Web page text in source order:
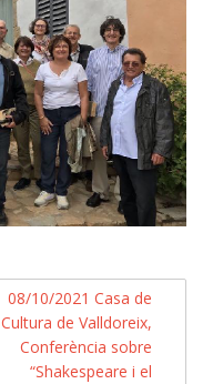
08/10/2021 Casa de
Cultura de Valldoreix,
Conferència sobre
“Shakespeare i el